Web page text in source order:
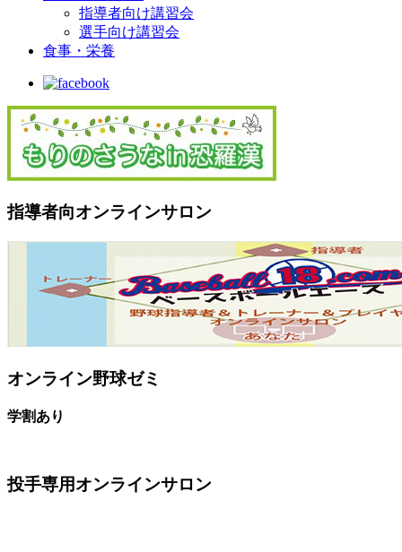
指導者向け講習会
選手向け講習会
食事・栄養
指導者向オンラインサロン
オンライン野球ゼミ
学割あり
投手専用オンラインサロン